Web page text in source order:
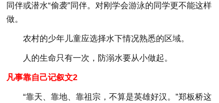
同伴或潜水“偷袭”同伴。对刚学会游泳的同学更不能这样
做。
农村的少年儿童应选择水下情况熟悉的区域。
人的生命只有一次，防溺水要从小做起。
凡事靠自己记叙文2
“靠天、靠地、靠祖宗，不算是英雄好汉。”郑板桥这